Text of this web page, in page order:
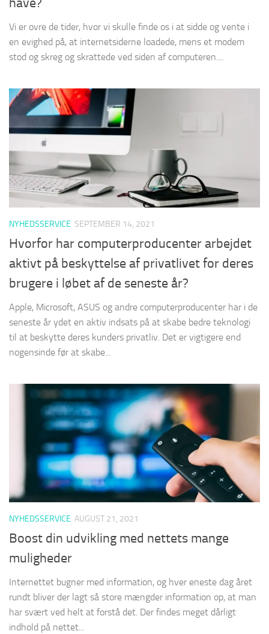
have?
Vi er ovre de tider, hvor vi skulle finde os i at sidde og vente i
en evighed på, at internetsiderne loadede, mens et modem
stod og skreg og skrattede ved siden af computeren....
NYHEDSSERVICE SEPTEMBER 14, 2021
Hvorfor har computerproducenter arbejdet
aktivt på beskyttelse af privatlivet for deres
brugere i løbet af de seneste år?
Apple, Microsoft, ASUS og andre computerproducenter har i de
seneste år ydet en aktiv indsats på at skabe bedre teknologi
til at beskytte deres kunders privatliv. Det er vigtigere end
nogensinde før at skabe...
NYHEDSSERVICE AUGUST 21, 2021
Boost din udvikling med nettets mange
muligheder
Internettet bugner med information, og hver eneste dag året
rundt bliver der lagt så store mængder information op, at man
har svært ved helt at forstå det. Der findes meget dårligt
indhold på nettet...